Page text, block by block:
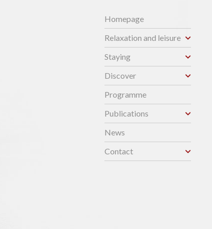
Homepage
Relaxation and leisure
Staying
Discover
Programme
Publications
News
Contact